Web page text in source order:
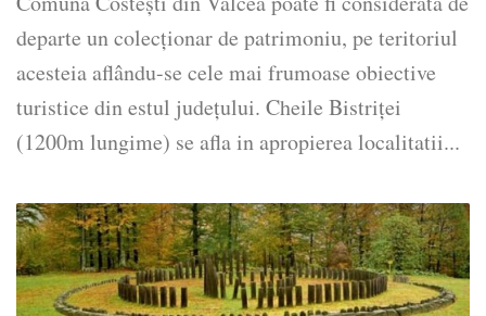
departe un colecţionar de patrimoniu, pe teritoriul
acesteia aflându-se cele mai frumoase obiective
turistice din estul judeţului. Cheile Bistriţei
(1200m lungime) se afla in apropierea localitatii...